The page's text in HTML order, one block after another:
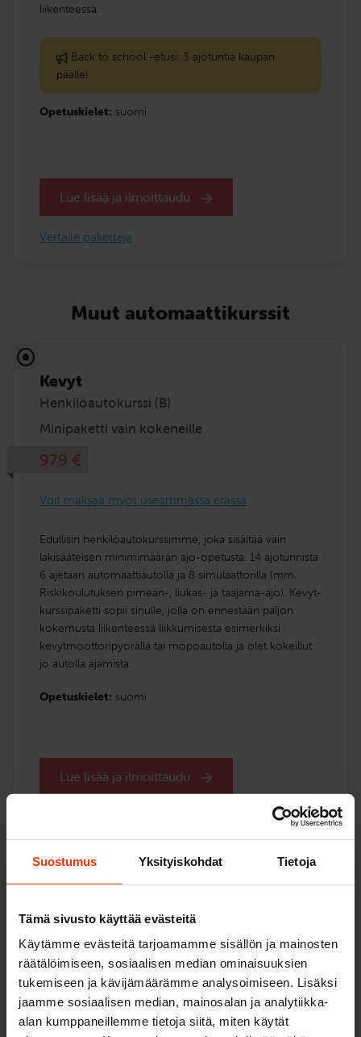
Suostumus Yksityiskohdat Tietoja
Tämä sivusto käyttää evästeitä
Käytämme evästeitä tarjoamamme sisällön ja mainosten
räätälöimiseen, sosiaalisen median ominaisuuksien
tukemiseen ja kävijämäärämme analysoimiseen. Lisäksi
jaamme sosiaalisen median, mainosalan ja analytiikka-
alan kumppaneillemme tietoja siitä, miten käytät
liikenteessä.
Back to school -etusi: 3 ajotuntia kaupan
päälle!
Opetuskielet: suomi
Lue lisää ja ilmoittaudu
Vertaile paketteja
Muut automaattikurssit
Kevyt
Henkilöautokurssi (B)
Minipaketti vain kokeneille
979 €
Voit maksaa myös useammassa erässä
Edullisin henkilöautokurssimme, joka sisältää vain
lakisääteisen minimimäärän ajo-opetusta. 14 ajotunnista
6 ajetaan automaattiautolla ja 8 simulaattorilla (mm.
Riskikoulutuksen pimeän-, liukas- ja taajama-ajo). Kevyt-
kurssipaketti sopii sinulle, jolla on ennestään paljon
kokemusta liikenteessä liikkumisesta esimerkiksi
kevytmoottoripyörällä tai mopoautolla ja olet kokeillut
jo autolla ajamista.
Opetuskielet: suomi
Lue lisää ja ilmoittaudu
Etevä
Lisäkilometrejä osaamiseen
1 729 €
Voit maksaa myös useammassa erässä
Tällä kurssilla saat laajan valmennuksen ajamiseen: 18,5